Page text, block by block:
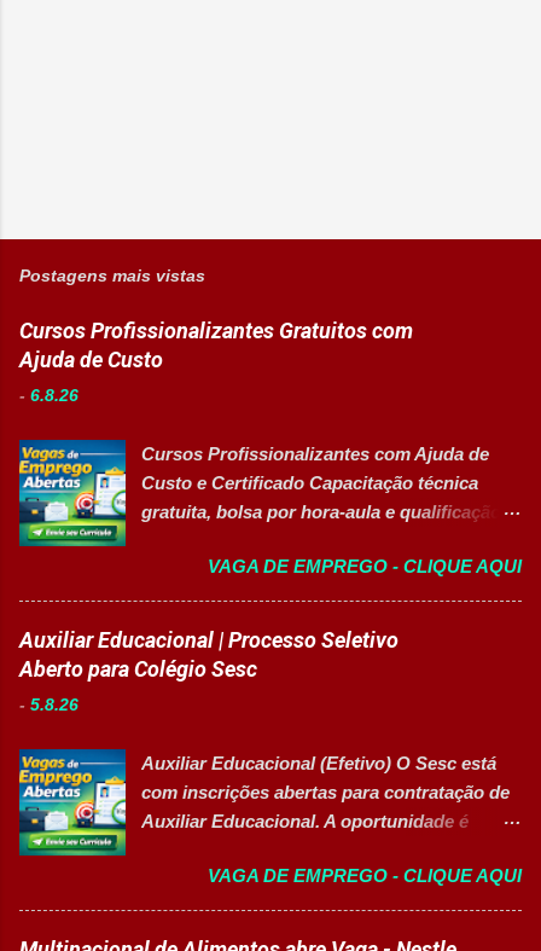
Postagens mais vistas
Cursos Profissionalizantes Gratuitos com
Ajuda de Custo
- 6.8.26
Cursos Profissionalizantes com Ajuda de
Custo e Certificado Capacitação técnica
gratuita, bolsa por hora-aula e qualificação
MINHA VAGA Sobre o Programa de
Qualificação Estão abertas as inscrições
para programas de formação
profissionalizante voltados para o
desenvolvimento de carreiras e capacitação
certificação reconhecida, os participantes
contam com uma ajuda de custo calculada
em R$ 6,00 por hora-aula frequentada , ideal
durante todo o período de estudos. Opções
de Formação Disponíveis Aperfeiçoamento
em Gestão e Serviços de Gastronomia
VAGA DE EMPREGO - CLIQUE AQUI
Auxiliar Educacional | Processo Seletivo
Aberto para Colégio Sesc
- 5.8.26
Auxiliar Educacional (Efetivo) O Sesc está
com inscrições abertas para contratação de
Auxiliar Educacional. A oportunidade é
nas áreas da educação que desejam atuar
em ambiente escolar, apoiando professores
e estudantes. 👉 CANDIDATAR-SE AGORA
VAGA DE EMPREGO - CLIQUE AQUI